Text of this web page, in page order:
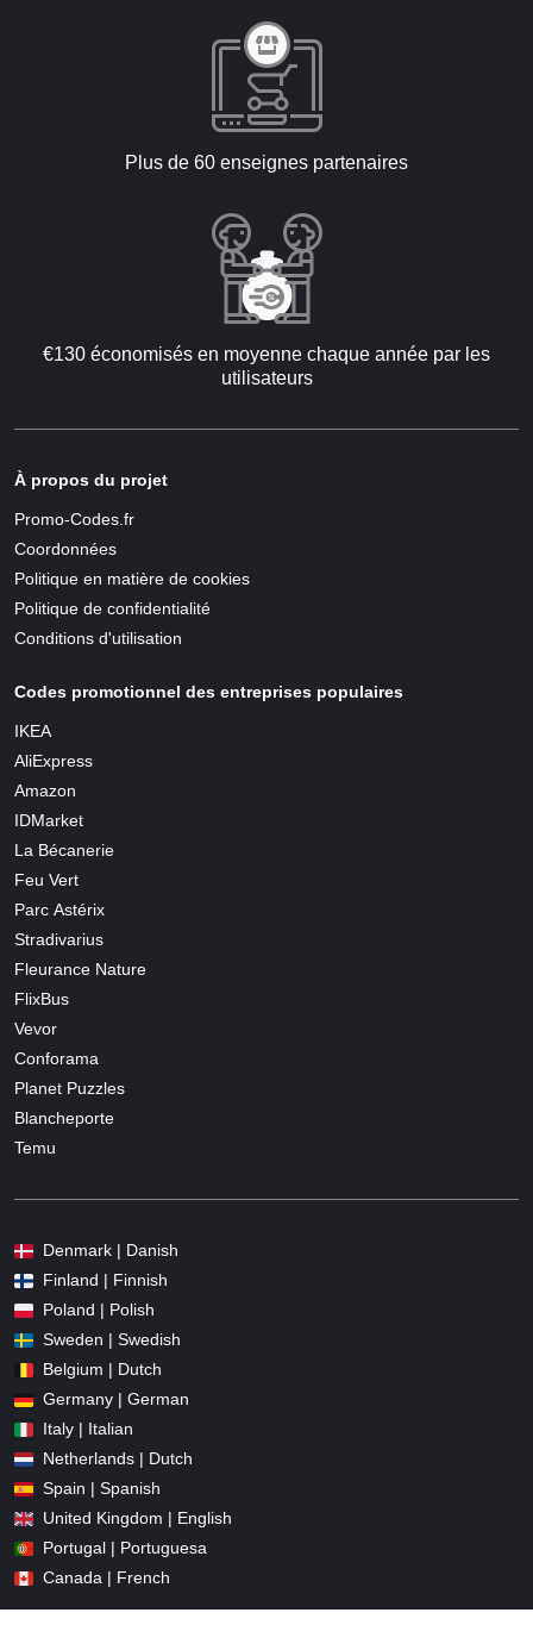
Plus de 60 enseignes partenaires
€130 économisés en moyenne chaque année par les
utilisateurs
À propos du projet
Promo-Codes.fr
Coordonnées
Politique en matière de cookies
Politique de confidentialité
Conditions d'utilisation
Codes promotionnel des entreprises populaires
IKEA
AliExpress
Amazon
IDMarket
La Bécanerie
Feu Vert
Parc Astérix
Stradivarius
Fleurance Nature
FlixBus
Vevor
Conforama
Planet Puzzles
Blancheporte
Temu
Denmark | Danish
Finland | Finnish
Poland | Polish
Sweden | Swedish
Belgium | Dutch
Germany | German
Italy | Italian
Netherlands | Dutch
Spain | Spanish
United Kingdom | English
Portugal | Portuguesa
Canada | French